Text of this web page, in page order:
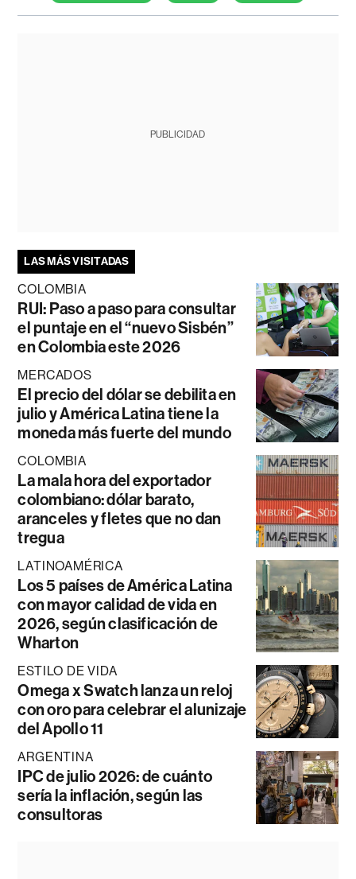
PUBLICIDAD
LAS MÁS VISITADAS
COLOMBIA
RUI: Paso a paso para consultar
el puntaje en el “nuevo Sisbén”
en Colombia este 2026
MERCADOS
El precio del dólar se debilita en
julio y América Latina tiene la
moneda más fuerte del mundo
COLOMBIA
La mala hora del exportador
colombiano: dólar barato,
aranceles y fletes que no dan
tregua
LATINOAMÉRICA
Los 5 países de América Latina
con mayor calidad de vida en
2026, según clasificación de
Wharton
ESTILO DE VIDA
Omega x Swatch lanza un reloj
con oro para celebrar el alunizaje
del Apollo 11
ARGENTINA
IPC de julio 2026: de cuánto
sería la inflación, según las
consultoras